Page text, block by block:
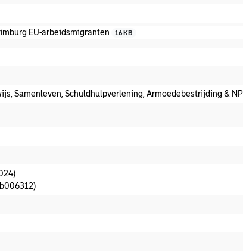
EU-arbeidsmigranten 16 KB
Samenleven, Schuldhulpverlening, Armoedebestrijding &